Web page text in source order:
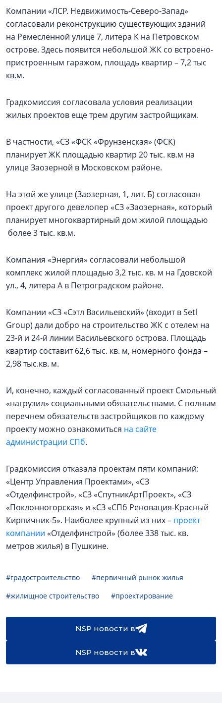
Компании «ЛСР. Недвижимость-Северо-Запад»
согласовали реконструкцию существующих зданий
на Ремесленной улице 7, литера К на Петровском
острове. Здесь появится небольшой ЖК со встроено-
пристроенным гаражом, площадь квартир – 7,2 тыс
кв.м.
Градкомиссия согласовала условия реализации
жилых проектов еще трем другим застройщикам.
В частности, «СЗ «ФСК «Фрунзенская» (ФСК)
планирует ЖК площадью квартир 20 тыс. кв.м на
улице Заозерной в Московском районе.
На этой же улице (Заозерная, 1, лит. Б) согласован
проект другого девелопер «СЗ «Заозерная», который
планирует многоквартирный дом жилой площадью
более 3 тыс. кв.м.
Компания «Энергия» согласовали небольшой
комплекс жилой площадью 3,2 тыс. кв. м на Гдовской
ул., 4, литера А в Петроградском районе.
Компании «СЗ «Сэтл Васильевский» (входит в Setl
Group) дали добро на строительство ЖК с отелем на
23-й и 24-й линии Васильевского острова. Площадь
квартир составит 62,6 тыс. кв. м, номерного фонда –
2,98 тыс.кв. м.
И, конечно, каждый согласованный проект Смольный
«нагрузил» социальными обязательствами. С полным
перечнем обязательств застройщиков по каждому
проекту можно ознакомиться на сайте
администрации СПб.
Градкомиссия отказала проектам пяти компаний:
«Центр Управления Проектами», «СЗ
«Отделфинстрой», «СЗ «СпутникАртПроект», «СЗ
«Поклонногорская» и «СЗ «СПб Реновация-Красный
Кирпичник-5». Наиболее крупный из них – проект
компании «Отделфинстрой» (более 338 тыс. кв.
метров жилья) в Пушкине.
#градостроительство
#первичный рынок жилья
#жилищное строительство
#проектирование
NSP новости в
NSP новости в